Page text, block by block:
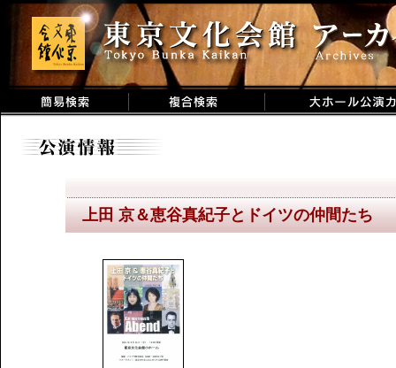
上田 京＆恵谷真紀子とドイツの仲間たち